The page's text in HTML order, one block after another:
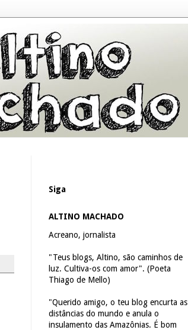
Siga
ALTINO MACHADO
Acreano, jornalista
"Teus blogs, Altino, são caminhos de
luz. Cultiva-os com amor". (Poeta
Thiago de Mello)
"Querido amigo, o teu blog encurta as
distâncias do mundo e anula o
insulamento das Amazônias. É bom